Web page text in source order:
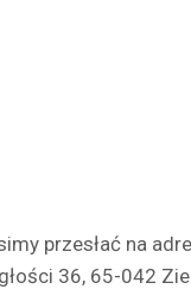
przesłać na
36, 65-042